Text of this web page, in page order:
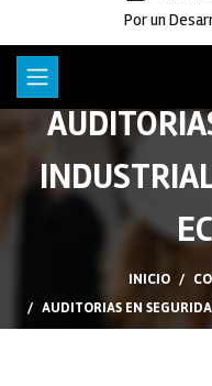
Por un
INICIO
AUDITORIAS EN